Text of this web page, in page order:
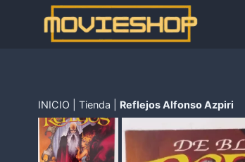
contenido
INICIO Tienda Reflejos Alfonso Azpiri